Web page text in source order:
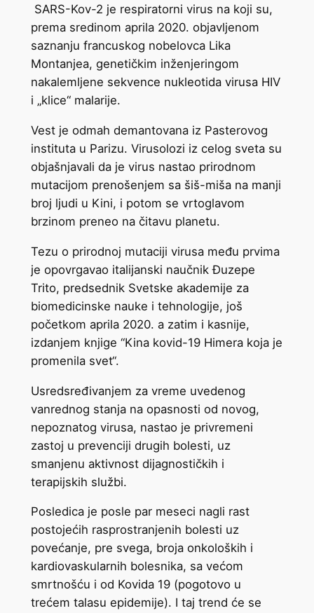
SARS-Kov-2 je respiratorni virus na koji su,
prema sredinom aprila 2020. objavljenom
saznanju francuskog nobelovca Lika
Montanjea, genetičkim inženjeringom
nakalemljene sekvence nukleotida virusa HIV
i „klice“ malarije.
Vest je odmah demantovana iz Pasterovog
instituta u Parizu. Virusolozi iz celog sveta su
objašnjavali da je virus nastao prirodnom
mutacijom prenošenjem sa šiš-miša na manji
broj ljudi u Kini, i potom se vrtoglavom
brzinom preneo na čitavu planetu.
Tezu o prirodnoj mutaciji virusa među prvima
je opovrgavao italijanski naučnik Đuzepe
Trito, predsednik Svetske akademije za
biomedicinske nauke i tehnologije, još
početkom aprila 2020. a zatim i kasnije,
izdanjem knjige “Kina kovid-19 Himera koja je
promenila svet“.
Usredsređivanjem za vreme uvedenog
vanrednog stanja na opasnosti od novog,
nepoznatog virusa, nastao je privremeni
zastoj u prevenciji drugih bolesti, uz
smanjenu aktivnost dijagnostičkih i
terapijskih službi.
Posledica je posle par meseci nagli rast
postojećih rasprostranjenih bolesti uz
povećanje, pre svega, broja onkoloških i
kardiovaskularnih bolesnika, sa većom
smrtnošću i od Kovida 19 (pogotovo u
trećem talasu epidemije). I taj trend će se